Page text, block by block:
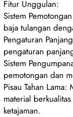
Fitur Unggulan:
Sistem
baja tulangan
Pengaturan
pengaturan
Sistem
pemotongan dan
Pisau Tahan
material
ketajaman.